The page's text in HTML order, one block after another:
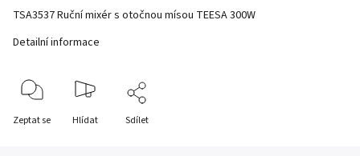
TSA3537 Ruční mixér s otočnou mísou TEESA 300W
Detailní informace
Zeptat se Hlídat Sdílet